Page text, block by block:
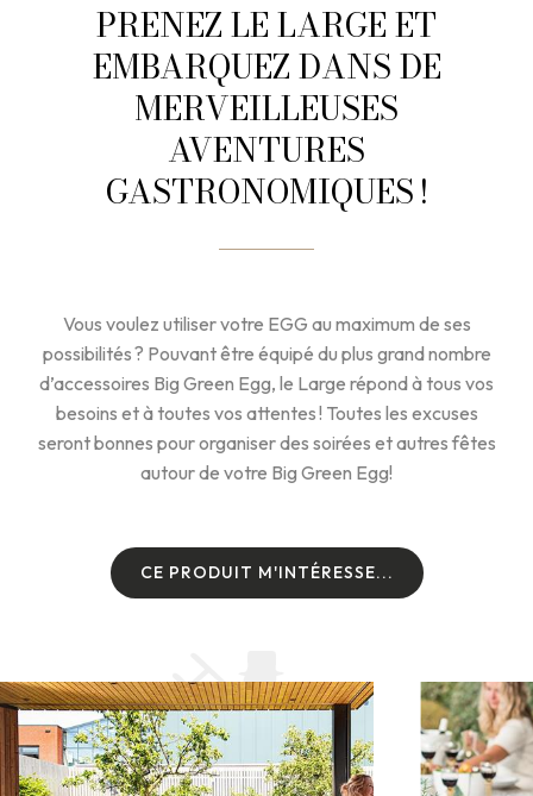
PRENEZ LE LARGE ET
EMBARQUEZ DANS DE
MERVEILLEUSES
AVENTURES
GASTRONOMIQUES !
Vous voulez utiliser votre EGG au maximum de ses
possibilités ? Pouvant être équipé du plus grand nombre
d’accessoires Big Green Egg, le Large répond à tous vos
besoins et à toutes vos attentes ! Toutes les excuses
seront bonnes pour organiser des soirées et autres fêtes
autour de votre Big Green Egg!
CE PRODUIT M'INTÉRESSE...